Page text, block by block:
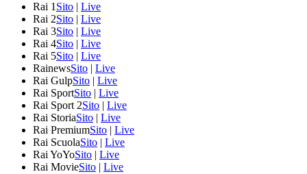
Rai 1 Sito | Live
Rai 2Sito | Live
Rai 3Sito | Live
Rai 4Sito | Live
Rai 5Sito | Live
RainewsSito | Live
Rai GulpSito | Live
Rai SportSito | Live
Rai Sport 2Sito | Live
Rai StoriaSito | Live
Rai PremiumSito | Live
Rai ScuolaSito | Live
Rai YoYoSito | Live
Rai MovieSito | Live